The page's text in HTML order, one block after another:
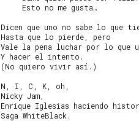
     Esto no me gusta…
Dicen que uno no sabe lo que
Hasta que lo pierde, pero
Vale la pena luchar por lo que
Y hacer el intento.
(No quiero vivir así.)
N, I, C, K, oh,
Nicky Jam,
Enrique Iglesias haciendo
Saga WhiteBlack.